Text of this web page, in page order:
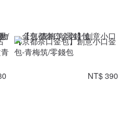
【京都奈口金包】創意小口金
包-青梅筑/零錢包
NT$ 390